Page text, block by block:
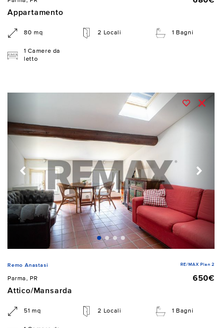
Appartamento
80 mq 2 Locali 1 Bagni
1 Camere da
letto
Remo Anastasi RE/MAX Plan 2
Parma, PR
650€
Attico/Mansarda
51 mq 2 Locali 1 Bagni